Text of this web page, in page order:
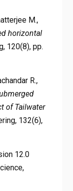
M.,
horizontal
120(8), pp.
R.,
of Tailwater
132(6),
12.0